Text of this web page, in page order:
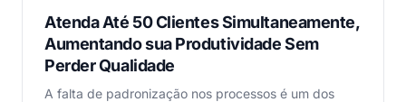
Atenda Até 50 Clientes Simultaneamente,
Aumentando sua Produtividade Sem
Perder Qualidade
A falta de padronização nos processos é um dos